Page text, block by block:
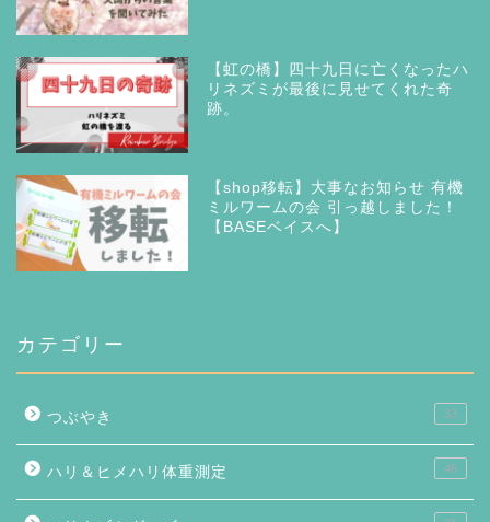
【虹の橋】四十九日に亡くなったハ
リネズミが最後に見せてくれた奇
跡。
【shop移転】大事なお知らせ 有機
ミルワームの会 引っ越しました！
【BASEベイスへ】
カテゴリー
つぶやき 33
ハリ＆ヒメハリ体重測定 46